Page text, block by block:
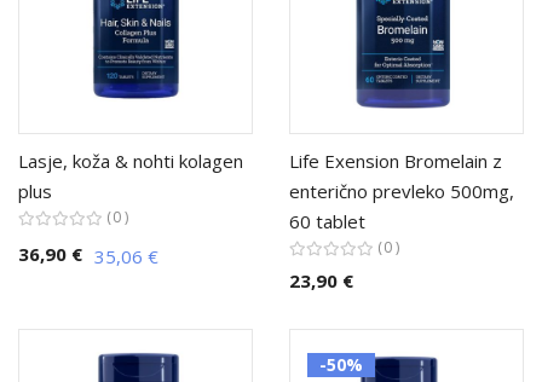
Lasje, koža & nohti kolagen
plus
0
36,90 € 35,06 €
Life Exension Bromelain z
enterično prevleko 500mg,
60 tablet
0
23,90 €
-50%